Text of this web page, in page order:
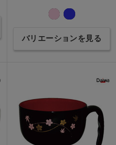
バリエーションを見る